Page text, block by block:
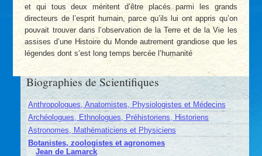
et qui tous deux méritent d’être placés parmi les grands
directeurs de l’esprit humain, parce qu’ils lui ont appris qu’on
pouvait trouver dans l’observation de la Terre et de la Vie les
assises d’une Histoire du Monde autrement grandiose que les
légendes dont s’est long­ temps bercée l’humanité
Biographies de Scientifiques
Anthropologues, Anatomistes, Physiologistes et Médecins
Archéologues, Ethnologues, Préhistoriens, Historiens
Astronomes, Mathématiciens et Physiciens
Botanistes, zoologistes et agronomes
Jean de Lamarck